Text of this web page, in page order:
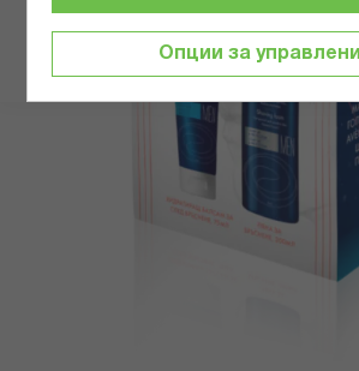
изображенията
Опции за